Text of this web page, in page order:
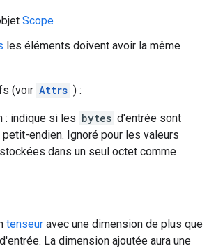
Scope
les éléments doivent avoir la même
(voir Attrs ) :
: indique si les bytes d'entrée sont
endien. Ignoré pour les valeurs
stockées dans un seul octet comme
tenseur avec une dimension de plus que
d'entrée. La dimension ajoutée aura une